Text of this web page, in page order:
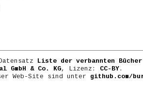
Liste der verbannten Bücher
GmbH & Co. KG, Lizenz: CC-BY.
Web-Site sind unter github.com/